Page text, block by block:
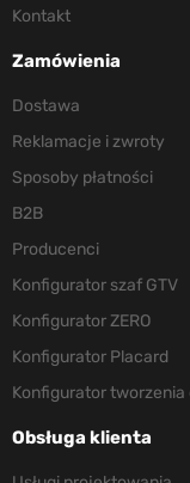
Kontakt
Zamówienia
Dostawa
Reklamacje i zwroty
Sposoby płatności
B2B
Producenci
Konfigurator szaf GTV
Konfigurator ZERO
Konfigurator Placard
Konfigurator tworzenia
Obsługa klienta